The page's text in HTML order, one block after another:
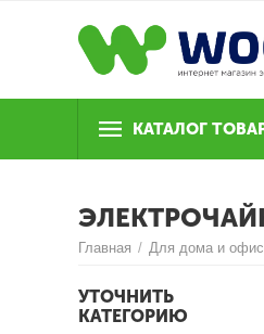
КАТАЛОГ
Главная / Для дома и
УТОЧНИТЬ
КАТЕГОРИЮ